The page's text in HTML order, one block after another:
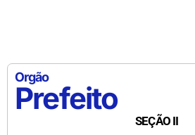
Orgão
Prefeito
SEÇÃO II